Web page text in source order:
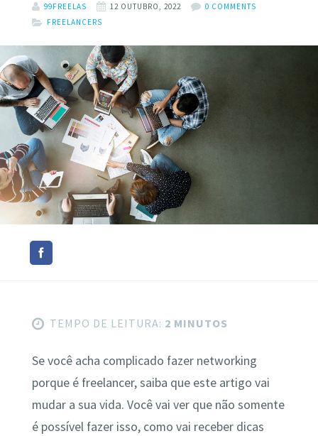
99FREELAS 12 OUTUBRO, 2022
0 COMMENTS
FREELANCERS
TEMPO DE LEITURA: 2 MINUTOS
Se você acha complicado fazer networking
porque é freelancer, saiba que este artigo vai
mudar a sua vida. Você vai ver que não somente
é possível fazer isso, como vai receber dicas